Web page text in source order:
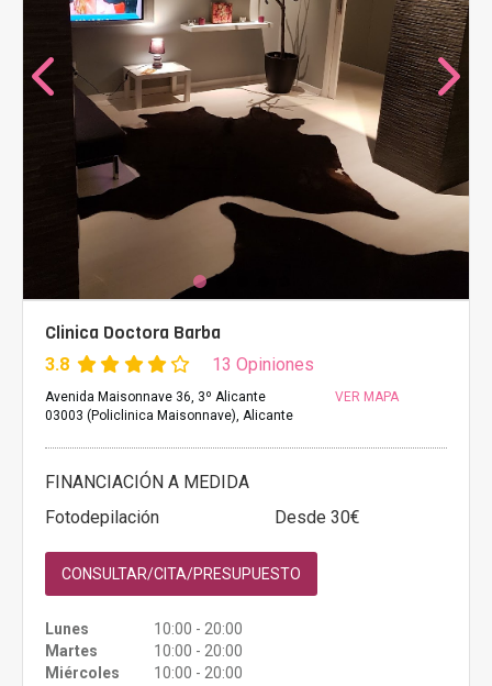
Clinica Doctora Barba
3.8 13 Opiniones
Avenida Maisonnave 36, 3º Alicante
03003 (Policlinica Maisonnave), Alicante
VER MAPA
FINANCIACIÓN A MEDIDA
Fotodepilación
Desde 30€
CONSULTAR/CITA/PRESUPUESTO
Lunes
10:00 - 20:00
Martes
10:00 - 20:00
Miércoles
10:00 - 20:00